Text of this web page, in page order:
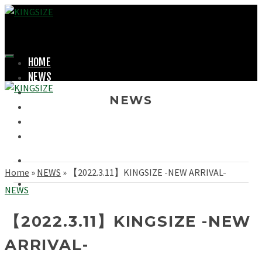
HOME
NEWS
LOOKBOOK
NEWS
Home » NEWS »
【2022.3.11】KINGSIZE -NEW ARRIVAL-
NEWS
【2022.3.11】KINGSIZE -NEW
ARRIVAL-